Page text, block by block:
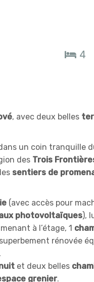
4
, avec deux belles
un coin tranquille
des Trois
sentiers de
(avec accès pour
photovoltaïques),
menant à l’étage, 1
rénovée
.
et deux belles
grenier.